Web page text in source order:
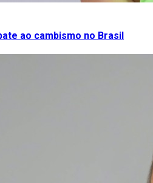
ao cambismo no Brasil